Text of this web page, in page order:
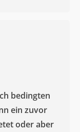
bedingten
ein zuvor
oder aber